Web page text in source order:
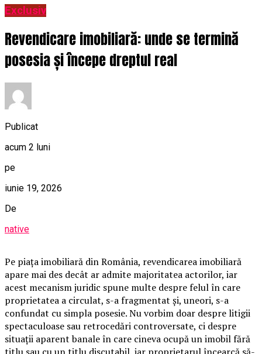
Exclusiv
Revendicare imobiliară: unde se termină
posesia și începe dreptul real
Publicat
acum 2 luni
pe
iunie 19, 2026
De
native
Pe piața imobiliară din România, revendicarea imobiliară
apare mai des decât ar admite majoritatea actorilor, iar
acest mecanism juridic spune multe despre felul în care
proprietatea a circulat, s-a fragmentat și, uneori, s-a
confundat cu simpla posesie. Nu vorbim doar despre litigii
spectaculoase sau retrocedări controversate, ci despre
situații aparent banale în care cineva ocupă un imobil fără